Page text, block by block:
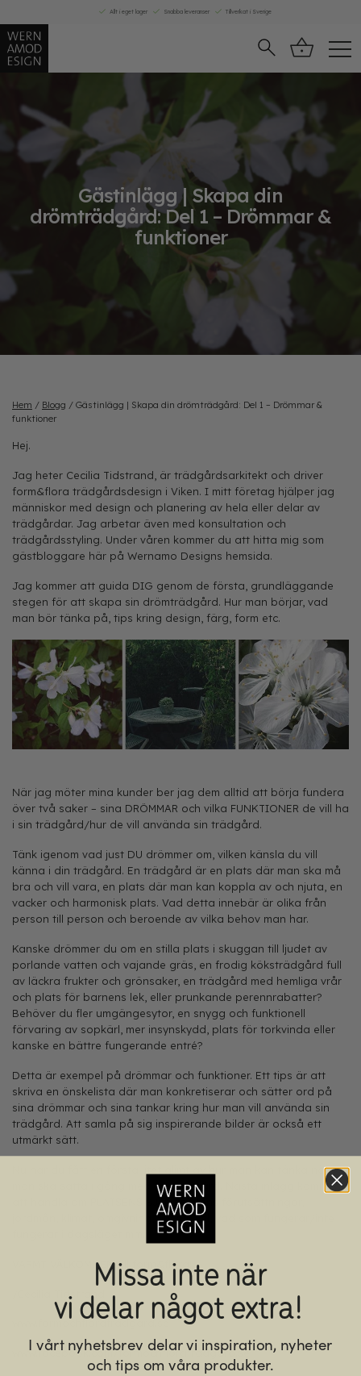
to
content
Allt i eget lager Snabba leveranser Tillverkat i Sverige
Gästinlägg | Skapa din
drömträdgård: Del 1 – Drömmar &
funktioner
Hem / Blogg / Gästinlägg | Skapa din drömträdgård: Del 1 – Drömmar &
funktioner
Hej.
Jag heter Cecilia Tidstrand, är trädgårdsarkitekt och driver
form&flora trädgårdsdesign i Viken. I mitt företag hjälper jag
människor med design och planering av hela eller delar av
trädgårdar. Jag arbetar även med konsultation och
trädgårdsstyling. Under våren kommer du att hitta mig som
gästbloggare här på Wernamo Designs hemsida.
Jag kommer att guida DIG genom de första, grundläggande
stegen för att skapa sin drömträdgård. Hur man börjar, vad
man bör tänka på, tips kring design, färg, form etc.
När jag möter mina kunder ber jag dem alltid att börja fundera
över två saker – sina DRÖMMAR och vilka FUNKTIONER de vill ha
i sin trädgård/hur de vill använda sin trädgård.
Tänk igenom vad just DU drömmer om, vilken känsla du vill
känna i din trädgård. En trädgård är en plats där man ska må
bra och vill vara, en plats där man kan koppla av och njuta, en
vacker och harmonisk plats. Vad detta innebär är olika från
person till person och beroende av vilka behov man har.
Kanske drömmer du om en stilla plats i skuggan till ljudet av
porlande vatten och vajande gräs, en frodig köksträdgård full
av läckra frukter och grönsaker, en trädgård med hemliga vrår
och plats för barnens lek, eller prunkande perennrabatter?
Behöver du fler umgängesytor, en snygg och funktionell
förvaring av sopkärl, mer insynskydd, plats för torkvinda eller
kanske en bättre fungerande entré?
Detta är exempel på drömmar och funktioner. Ett tips är att
skriva en önskelista där man konkretiserar och sätter ord på
sina drömmar och sina tankar kring hur man vill använda sin
trädgård. Att samla på sig inspirerande bilder är också ett
utmärkt sätt.
Nu har du fått en första litet glimt av hur man kan tänka när
man ska sätta i gång med sin trädgård. Nästa inlägg kommer
att handla om PLATSENS SJÄL, tomtens förutsättningar,
jordmån, klimat, omgivning, husets stil, vad som fungerar/inte
VARMT VÄLKOMMEN till form&flora!
/Cecilia Tidstrand
www.formochfloratradgard.se
www.facebook.com/formochfloratradgard.se
Missa inte när
vi delar något extra!
I vårt nyhetsbrev delar vi inspiration, nyheter
och tips om våra produkter.